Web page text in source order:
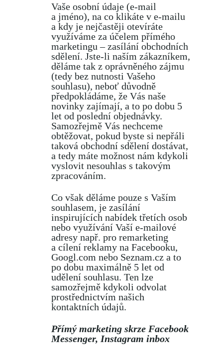
Vaše osobní údaje (e-mail
a jméno), na co klikáte v e-mailu
a kdy je nejčastěji otevíráte
využíváme za účelem přímého
marketingu – zasílání obchodních
sdělení. Jste-li naším zákazníkem,
děláme tak z oprávněného zájmu
(tedy bez nutnosti Vašeho
souhlasu), neboť důvodně
předpokládáme, že Vás naše
novinky zajímají, a to po dobu 5
let od poslední objednávky.
Samozřejmě Vás nechceme
obtěžovat, pokud byste si nepřáli
taková obchodní sdělení dostávat,
a tedy máte možnost nám kdykoli
vyslovit nesouhlas s takovým
zpracováním.
Co však děláme pouze s Vaším
souhlasem, je zasílání
inspirujících nabídek třetích osob
nebo využívání Vaší e-mailové
adresy např. pro remarketing
a cílení reklamy na Facebooku,
Googl.com nebo Seznam.cz a to
po dobu maximálně 5 let od
udělení souhlasu. Ten lze
samozřejmě kdykoli odvolat
prostřednictvím našich
kontaktních údajů.
Přímý marketing skrze Facebook
Messenger, Instagram inbox